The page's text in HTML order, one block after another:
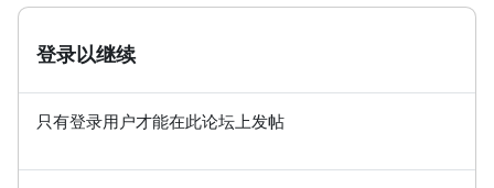
登录以继续
只有登录用户才能在此论坛上发帖